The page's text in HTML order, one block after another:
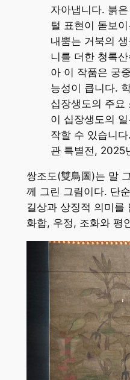
자아냅니다. 붉
털 표현이 돋보
내뿜는 거북의
니를 더한 청록
아 이 작품은 궁
능성이 큽니다.
십장생도의 주요
이 십장생도의
작할 수 있습니
관 특별전, 2025
쌍조도(雙鳥圖)는 말
께 그린 그림이다. 단
길상과 상징적 의미를
화합, 우정, 조화와 평